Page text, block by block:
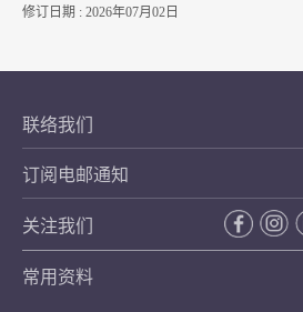
修订日期 : 2026年07月02日
联络我们
订阅电邮通知
关注我们
常用资料